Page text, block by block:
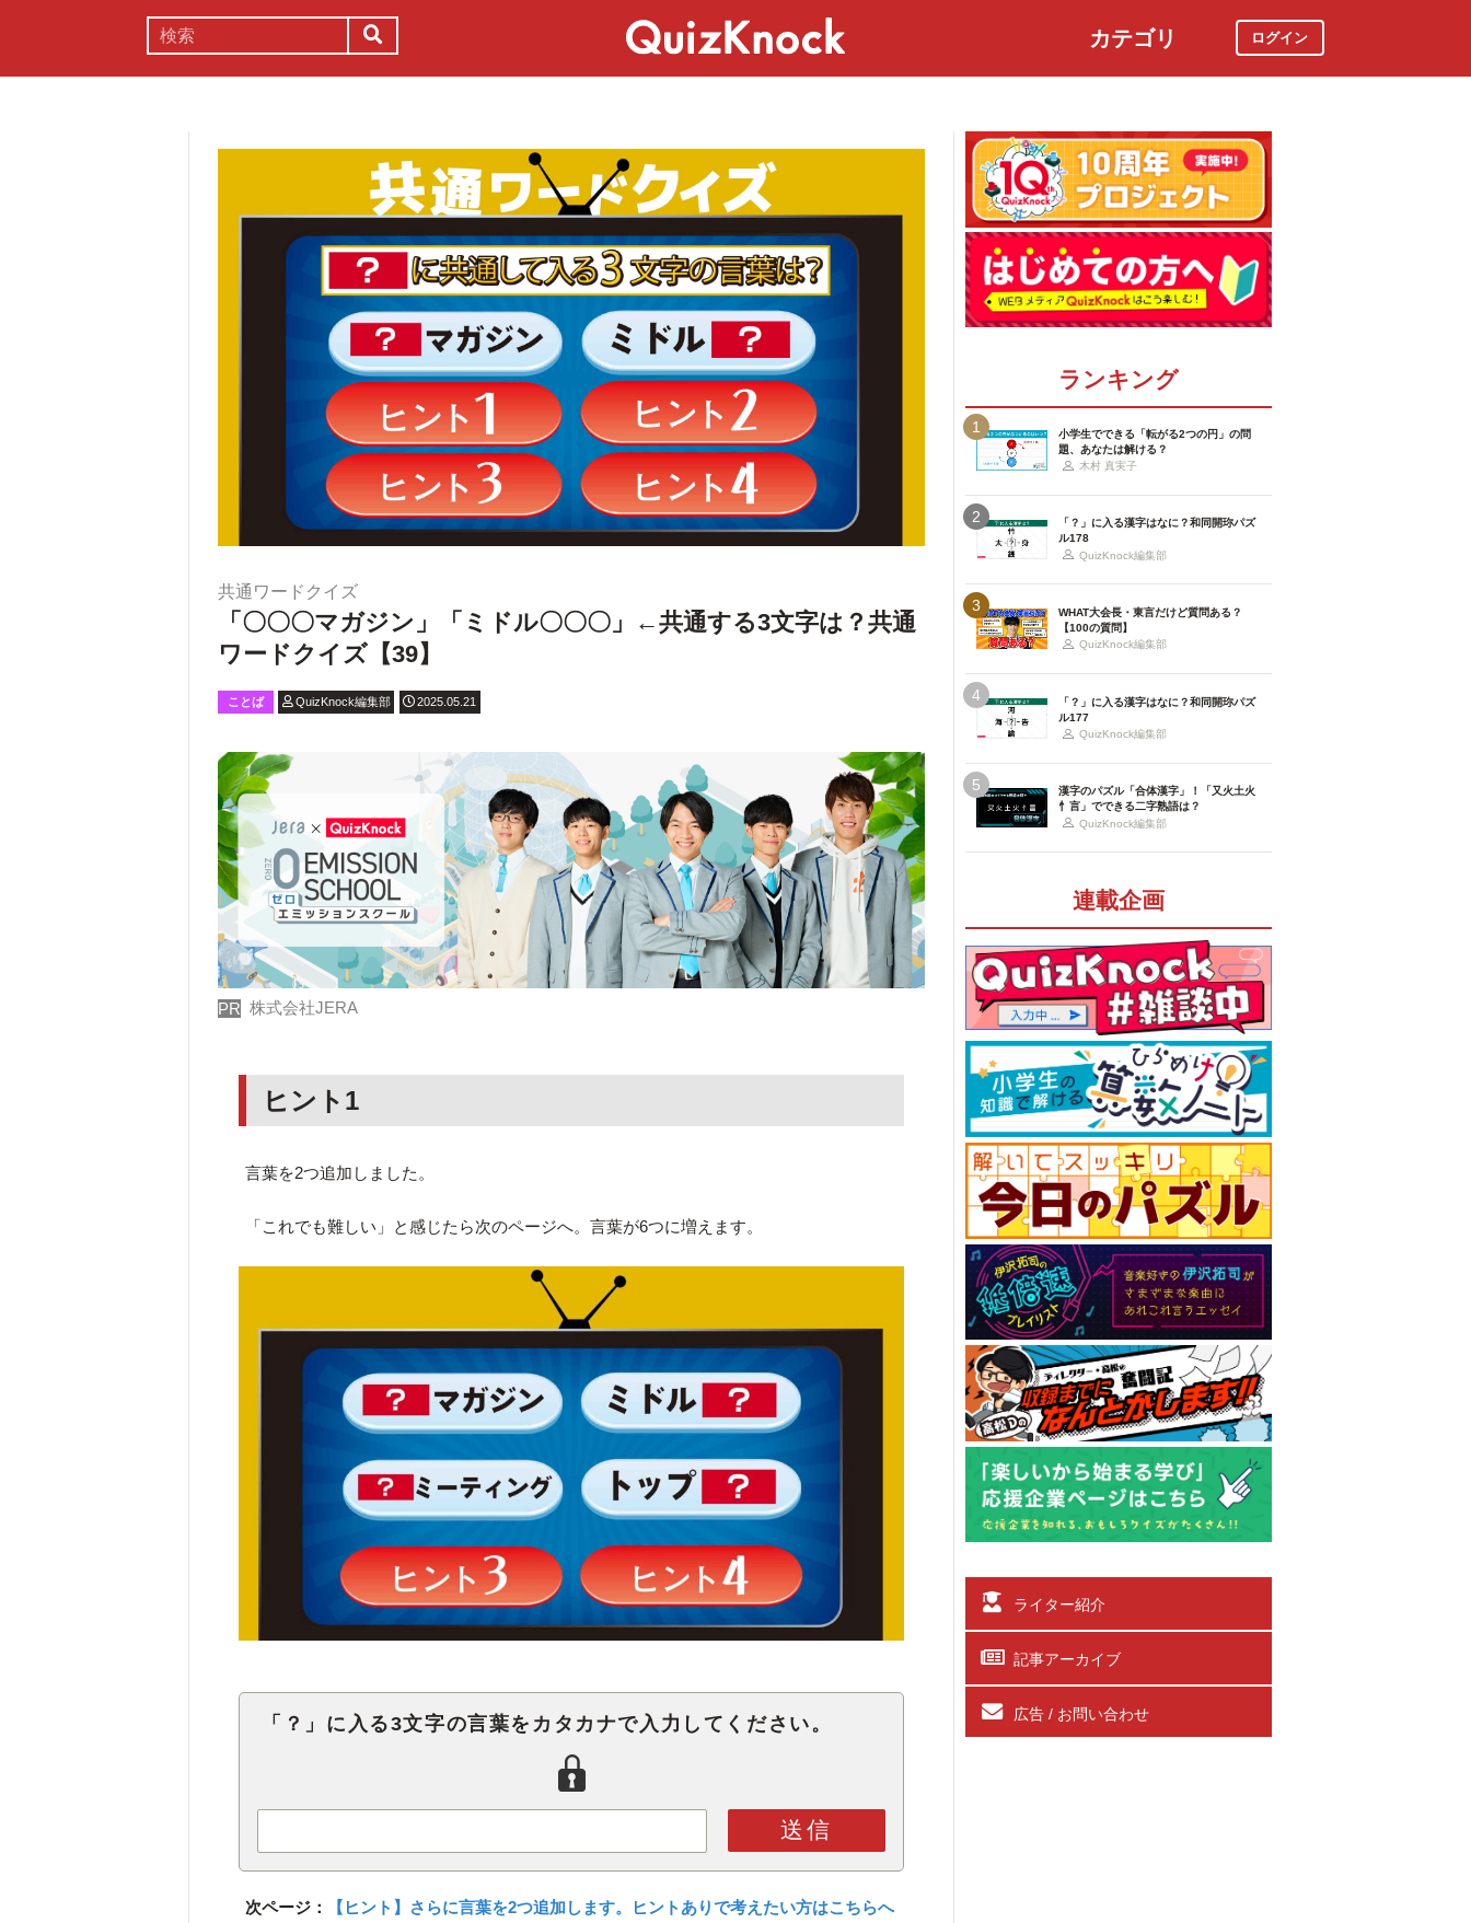
カテゴリ ログイン
共通ワードクイズ
「〇〇〇マガジン」「ミドル〇〇〇」←共通する3文字は？共通
ワードクイズ【39】
ことば QuizKnock編集部 2025.05.21
PR 株式会社JERA
ヒント1
言葉を2つ追加しました。
「これでも難しい」と感じたら次のページへ。言葉が6つに増えます。
「？」に入る3文字の言葉をカタカナで入力してください。
送信
次ページ： 【ヒント】さらに言葉を2つ追加します。ヒントありで考えたい方はこちらへ
ランキング
1
小学生でできる「転がる2つの円」の問
題、あなたは解ける？
木村 真実子
2
「？」に入る漢字はなに？和同開珎パズ
ル178
QuizKnock編集部
3
WHAT大会長・東言だけど質問ある？
【100の質問】
QuizKnock編集部
4
「？」に入る漢字はなに？和同開珎パズ
ル177
QuizKnock編集部
5
漢字のパズル「合体漢字」！「又火土火
忄言」でできる二字熟語は？
QuizKnock編集部
連載企画
ライター紹介
記事アーカイブ
広告 / お問い合わせ